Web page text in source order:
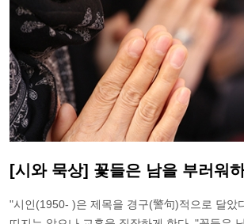
[시와 묵상] 꽃들은 남을 부러워
"시인(1950- )은 제목을 경구(警句)적으로 달았